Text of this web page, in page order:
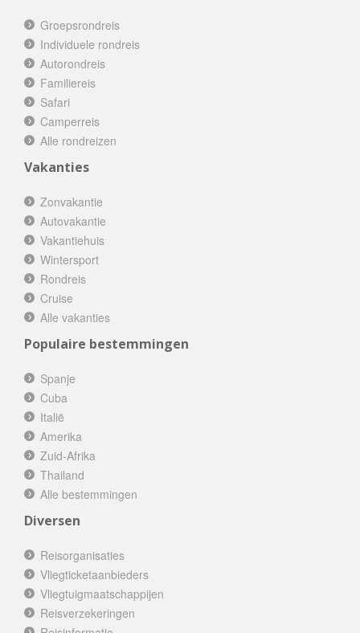
Groepsrondreis
Individuele rondreis
Autorondreis
Familiereis
Safari
Camperreis
Alle rondreizen
Vakanties
Zonvakantie
Autovakantie
Vakantiehuis
Wintersport
Rondreis
Cruise
Alle vakanties
Populaire bestemmingen
Spanje
Cuba
Italië
Amerika
Zuid-Afrika
Thailand
Alle bestemmingen
Diversen
Reisorganisaties
Vliegticketaanbieders
Vliegtuigmaatschappijen
Reisverzekeringen